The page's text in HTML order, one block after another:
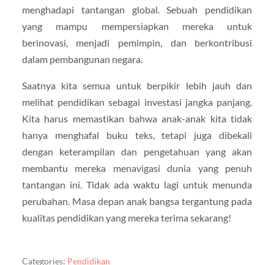
menghadapi tantangan global. Sebuah pendidikan
yang mampu mempersiapkan mereka untuk
berinovasi, menjadi pemimpin, dan berkontribusi
dalam pembangunan negara.
Saatnya kita semua untuk berpikir lebih jauh dan
melihat pendidikan sebagai investasi jangka panjang.
Kita harus memastikan bahwa anak-anak kita tidak
hanya menghafal buku teks, tetapi juga dibekali
dengan keterampilan dan pengetahuan yang akan
membantu mereka menavigasi dunia yang penuh
tantangan ini. Tidak ada waktu lagi untuk menunda
perubahan. Masa depan anak bangsa tergantung pada
kualitas pendidikan yang mereka terima sekarang!
Categories: Pendidikan